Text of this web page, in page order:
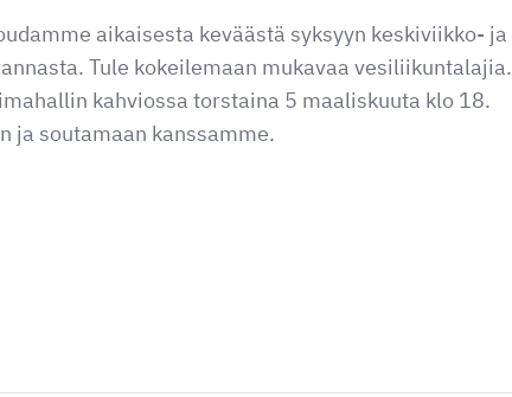
aikaisesta keväästä syksyyn keskiviikko- ja
Tule kokeilemaan mukavaa vesiliikuntalajia.
kahviossa torstaina 5 maaliskuuta klo 18.
ja soutamaan kanssamme.